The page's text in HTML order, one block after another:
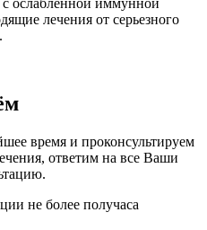
лечения от серьезного
время и проконсультируем
ответим на все Ваши
не более получаса